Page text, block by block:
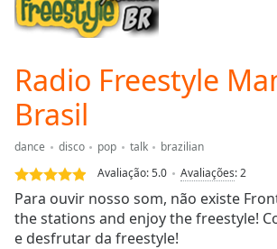
Skip
Forward
Current
Time0:00
Duration-:-
Loaded :
0.00%
Stream
TypeLIVE
Seek to
live,
Radio Freestyle
Brasil
dance disco pop talk
brazilian
Avaliação:5.0 Avaliações:2
Para ouvir nosso som, não existe
the stations and enjoy the freestyle!
e desfrutar da freestyle!